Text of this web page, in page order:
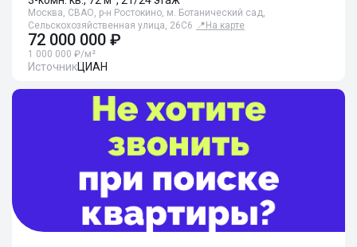
Москва, СВАО, р-н Ростокино, м. Ботанический сад,
Сельскохозяйственная улица, 26С6 📍 На карте
72 000 000 ₽
1 000 000 ₽/м²
ИсточникЦИАН